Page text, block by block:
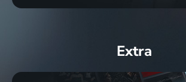
Extra